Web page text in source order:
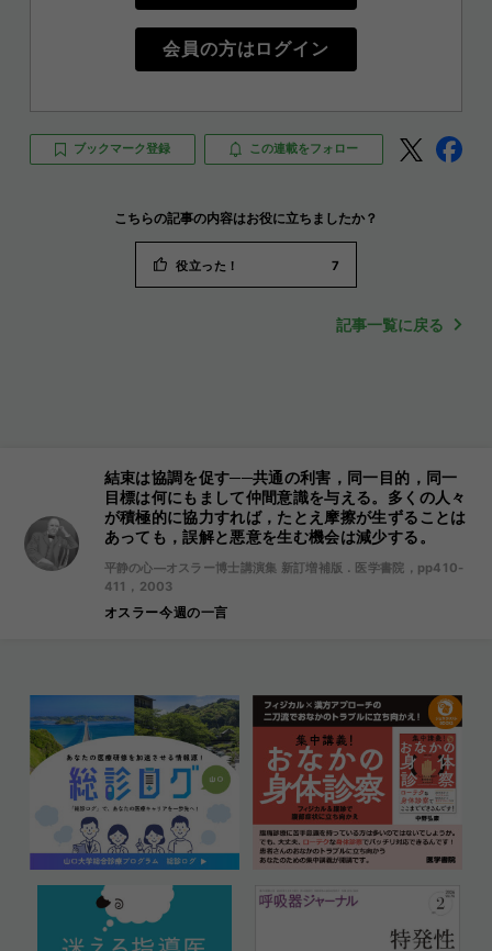
会員の方はログイン
ブックマーク登録 この連載をフォロー
こちらの記事の内容はお役に立ちましたか？
役立った！ 7
記事一覧に戻る
結束は協調を促す──共通の利害，同一目的，同一
目標は何にもまして仲間意識を与える。多くの人々
が積極的に協力すれば，たとえ摩擦が生ずることは
あっても，誤解と悪意を生む機会は減少する。
平静の心―オスラー博士講演集 新訂増補版．医学書院，pp410-
411，2003
オスラー今週の一言